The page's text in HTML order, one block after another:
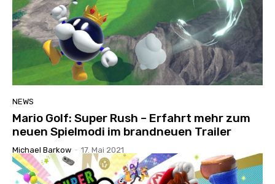
NEWS
Mario Golf: Super Rush – Erfahrt mehr zum
neuen Spielmodi im brandneuen Trailer
Michael Barkow - 17. Mai 2021